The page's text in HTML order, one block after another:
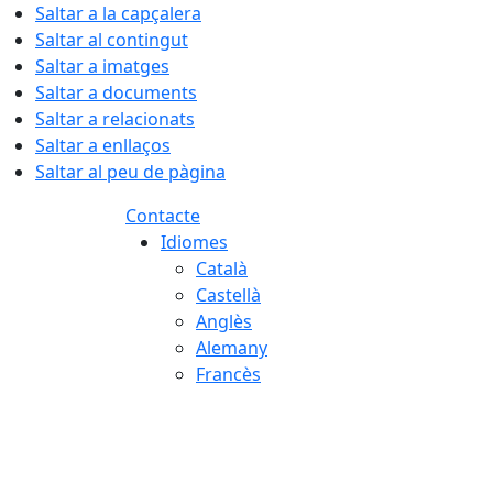
Saltar a la capçalera
Saltar al contingut
Saltar a imatges
Saltar a documents
Saltar a relacionats
Saltar a enllaços
Saltar al peu de pàgina
Contacte
Idiomes
Català
Castellà
Anglès
Alemany
Francès